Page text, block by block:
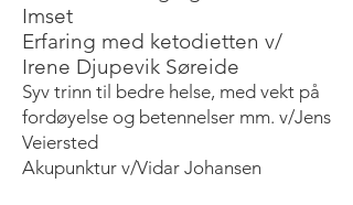
Imset
Erfaring med ketodietten v/
Irene Djupevik Søreide
Syv trinn til bedre helse, med vekt på
fordøyelse og betennelser mm. v/Jens
Veiersted
Akupunktur v/Vidar Johansen